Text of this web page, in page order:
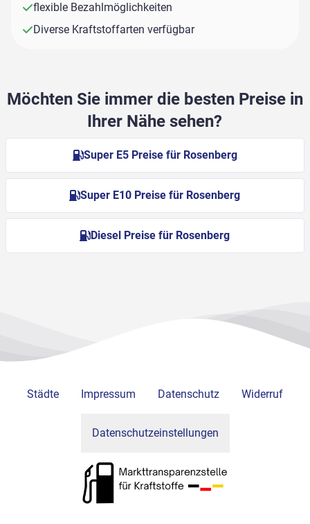
flexible Bezahlmöglichkeiten
Diverse Kraftstoffarten verfügbar
Möchten Sie immer die besten Preise in
Ihrer Nähe sehen?
Super E5 Preise für Rosenberg
Super E10 Preise für Rosenberg
Diesel Preise für Rosenberg
Städte Impressum Datenschutz Widerruf
Datenschutzeinstellungen